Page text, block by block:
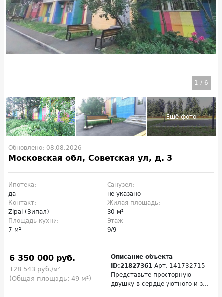
1 / 6
Обновлено: 08.08.2026
Московская обл, Советская ул, д. 3
Ипотека:
да
Санузел:
не указано
Контакт:
Zipal (Зипал)
Жилая площадь:
30 м²
Площадь кухни:
7 м²
Этаж
9/9
6 350 000 руб.
128 543 руб./м²
(Общая площадь: 49 м²)
Описание объекта
ID:21827361 Арт. 141732715
Представьте просторную
двушку в сердце уютного и з...